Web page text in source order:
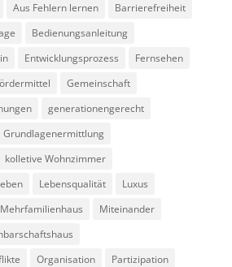
Aus Fehlern lernen
Barrierefreiheit
Bedienungsanleitung
Entwicklungsprozess
Fernsehen
Gemeinschaft
generationengerecht
Grundlagenermittlung
kolletive Wohnzimmer
Lebensqualität
Luxus
Mehrfamilienhaus
Miteinander
Organisation
Partizipation